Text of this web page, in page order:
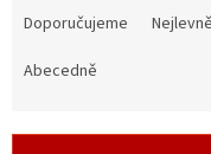
náhradní
díly
Doporučujeme
Abecedně